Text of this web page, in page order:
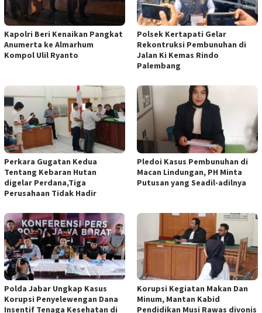
Kapolri Beri Kenaikan Pangkat
Anumerta ke Almarhum
Kompol Ulil Ryanto
Polsek Kertapati Gelar
Rekontruksi Pembunuhan di
Jalan Ki Kemas Rindo
Palembang
Perkara Gugatan Kedua
Tentang Kebaran Hutan
digelar Perdana,Tiga
Perusahaan Tidak Hadir
Pledoi Kasus Pembunuhan di
Macan Lindungan, PH Minta
Putusan yang Seadil-adilnya
Polda Jabar Ungkap Kasus
Korupsi Penyelewengan Dana
Insentif Tenaga Kesehatan di
Korupsi Kegiatan Makan Dan
Minum, Mantan Kabid
Pendidikan Musi Rawas divonis